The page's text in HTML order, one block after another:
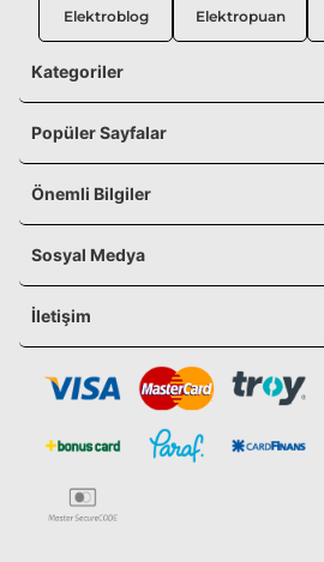
Elektroblog Elektropuan
Kategoriler
Popüler Sayfalar
Önemli Bilgiler
Sosyal Medya
İletişim